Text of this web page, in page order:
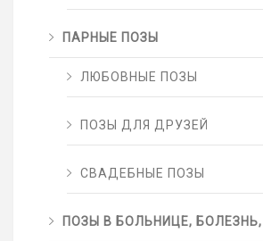
ПАРНЫЕ ПОЗЫ
ЛЮБОВНЫЕ ПОЗЫ
ПОЗЫ ДЛЯ ДРУЗЕЙ
СВАДЕБНЫЕ ПОЗЫ
ПОЗЫ В БОЛЬНИЦЕ,